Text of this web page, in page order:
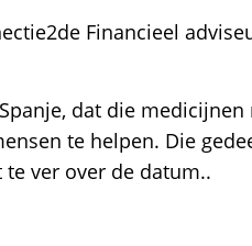
Financieel
dat die medicijnen
te helpen. Die
ver over de datum..